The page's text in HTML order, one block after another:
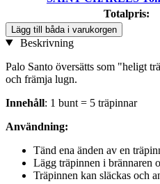
Totalpris:
Lägg till båda i varukorgen
Beskrivning
Palo Santo översätts som "heligt
och främja lugn.
Innehåll: 1 bunt = 5 träpinnar
Användning:
Tänd ena änden av en
Lägg träpinnen i brännaren
Träpinnen kan släckas och